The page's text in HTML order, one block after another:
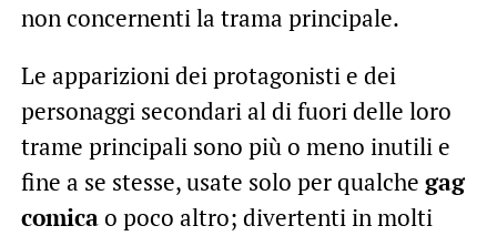
non concernenti la trama principale.
Le apparizioni dei protagonisti e dei
personaggi secondari al di fuori delle loro
trame principali sono più o meno inutili e
fine a se stesse, usate solo per qualche gag
comicao poco altro; divertenti in molti